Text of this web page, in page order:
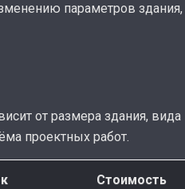
параметров здания,
от размера здания, вида
проектных работ.
Стоимость